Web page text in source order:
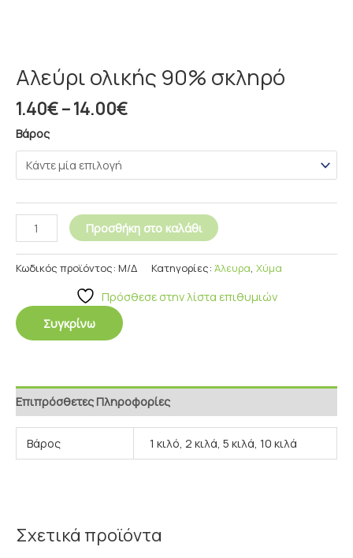
Αλεύρι ολικής 90% σκληρό
1.40€–14.00€
Βάρος
Προσθήκη στο καλάθι
Κωδικός προϊόντος: Μ/Δ Κατηγορίες: Άλευρα, Χύμα
Πρόσθεσε στην λίστα επιθυμιών
Συγκρίνω
Επιπρόσθετες Πληροφορίες
Βάρος 1 κιλό, 2 κιλά, 5 κιλά, 10 κιλά
Σχετικά προϊόντα